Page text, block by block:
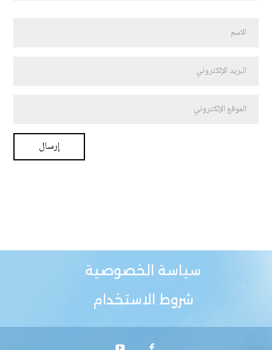
سياسة الخصوصية
شروط الاستخدام